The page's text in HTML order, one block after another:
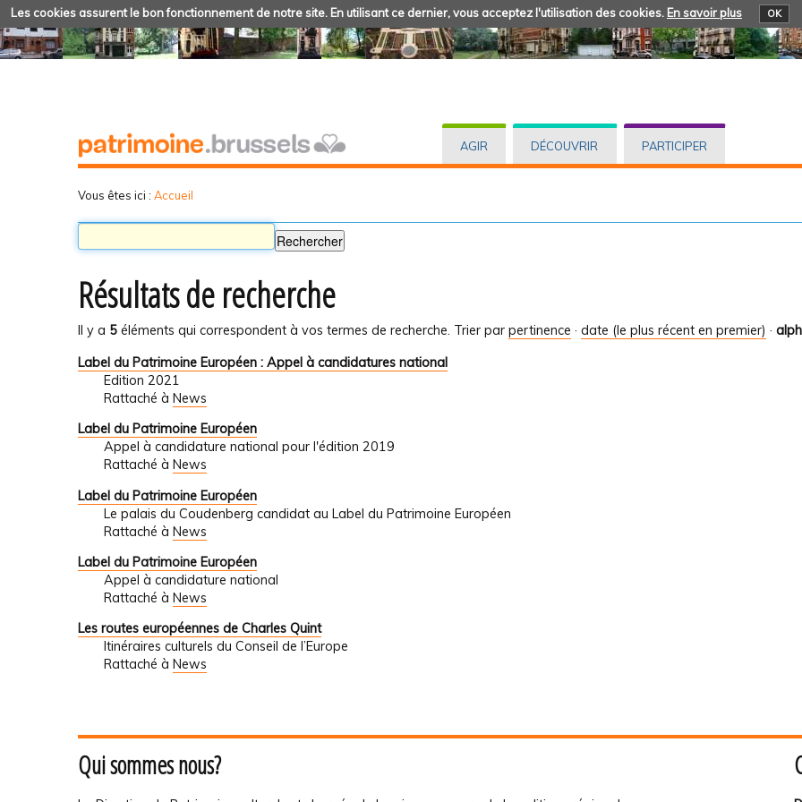
Les cookies assurent le bon fonctionnement de notre site. En utilisant ce dernier, vous acceptez l'utilisation des cookies. En savoir plus OK
AGIR DÉCOUVRIR PARTICIPER
Vous êtes ici : Accueil
Résultats de recherche
Il y a 5 éléments qui correspondent à vos termes de recherche. Trier par pertinence · date (le plus récent en premier) ·
Label du Patrimoine Européen : Appel à candidatures national
Edition 2021
Rattaché à News
Label du Patrimoine Européen
Appel à candidature national pour l'édition 2019
Rattaché à News
Label du Patrimoine Européen
Le palais du Coudenberg candidat au Label du Patrimoine Européen
Rattaché à News
Label du Patrimoine Européen
Appel à candidature national
Rattaché à News
Les routes européennes de Charles Quint
Itinéraires culturels du Conseil de l’Europe
Rattaché à News
Qui sommes nous?